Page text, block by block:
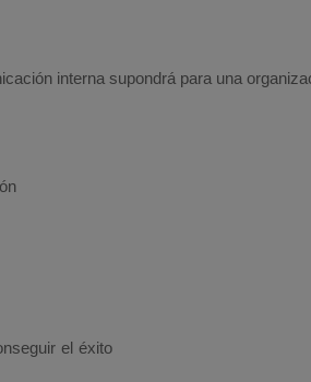
interna supondrá para una
el éxito